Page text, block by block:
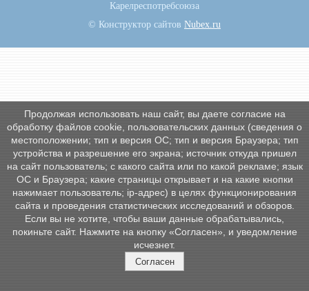
Карелреспотребсоюза
© Конструктор сайтов Nubex.ru
Продолжая использовать наш сайт, вы даете согласие на
обработку файлов cookie, пользовательских данных (сведения о
местоположении; тип и версия ОС; тип и версия Браузера; тип
устройства и разрешение его экрана; источник откуда пришел
на сайт пользователь; с какого сайта или по какой рекламе; язык
ОС и Браузера; какие страницы открывает и на какие кнопки
нажимает пользователь; ip-адрес) в целях функционирования
сайта и проведения статистических исследований и обзоров.
Если вы не хотите, чтобы ваши данные обрабатывались,
покиньте сайт. Нажмите на кнопку «Согласен», и уведомление
исчезнет.
Согласен